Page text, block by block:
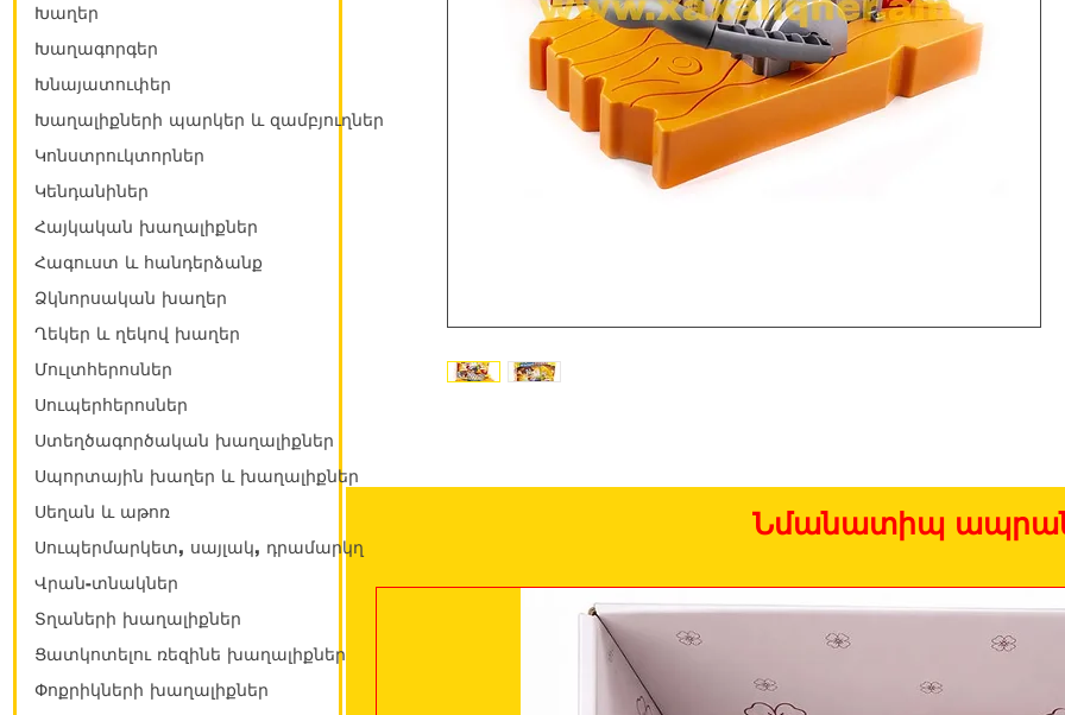
Նմանատիպ
Խաղեր
Խաղագորգեր
Խնայատուփեր
Խաղալիքների պարկեր և զամբյուղներ
Կոնստրուկտորներ
Կենդանիներ
Հայկական խաղալիքներ
Հագուստ և հանդերձանք
Ձկնորսական խաղեր
Ղեկեր և ղեկով խաղեր
Մուլտհերոսներ
Սուպերհերոսներ
Ստեղծագործական խաղալիքներ
Սպորտային խաղեր և խաղալիքներ
Սեղան և աթոռ
Սուպերմարկետ, սայլակ, դրամարկղ
Վրան-տնակներ
Տղաների խաղալիքներ
Ցատկոտելու ռեզինե խաղալիքներ
Փոքրիկների խաղալիքներ